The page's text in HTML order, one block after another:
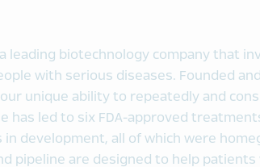
a leading biotechnology company that
with serious diseases. Founded
unique ability to repeatedly and
has led to six FDA-approved
development, all of which were
pipeline are designed to help patients